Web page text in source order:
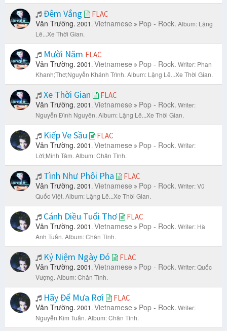
Đêm Vắng FLAC
Vân Trường. 2001. Vietnamese Pop - Rock. Album: Lặng
Lẽ...Xe Thời Gian.
Mười Năm FLAC
Vân Trường. 2001. Vietnamese Pop - Rock. Writer: Phan
Khanh;Thơ;Nguyễn Khánh Trình. Album: Lặng Lẽ...Xe Thời Gian.
Xe Thời Gian FLAC
Vân Trường. 2001. Vietnamese Pop - Rock. Writer:
Nguyễn Đình Nguyên. Album: Lặng Lẽ...Xe Thời Gian.
Kiếp Ve Sầu FLAC
Vân Trường. 2001. Vietnamese Pop - Rock. Writer:
Lời;Minh Tâm. Album: Chân Tình.
Tình Như Phôi Pha FLAC
Vân Trường. 2001. Vietnamese Pop - Rock. Writer: Vũ
Quốc Việt. Album: Lặng Lẽ...Xe Thời Gian.
Cánh Diều Tuổi Thơ FLAC
Vân Trường. 2001. Vietnamese Pop - Rock. Writer: Hà
Anh Tuấn. Album: Chân Tình.
Kỷ Niệm Ngày Đó FLAC
Vân Trường. 2001. Vietnamese Pop - Rock. Writer: Quốc
Vượng. Album: Chân Tình.
Hãy Để Mưa Rơi FLAC
Vân Trường. 2001. Vietnamese Pop - Rock. Writer:
Nguyễn Kim Tuấn. Album: Chân Tình.